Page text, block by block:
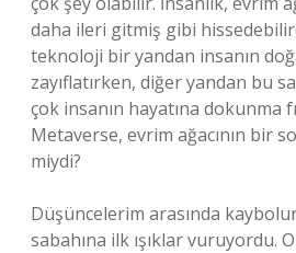
daha ileri gitmiş gibi
teknoloji bir yandan insanın
zayıflatırken, diğer yandan bu
çok insanın hayatına dokunma
Metaverse, evrim ağacının bir
miydi?
Düşüncelerim arasında
sabahına ilk ışıklar vuruyordu.